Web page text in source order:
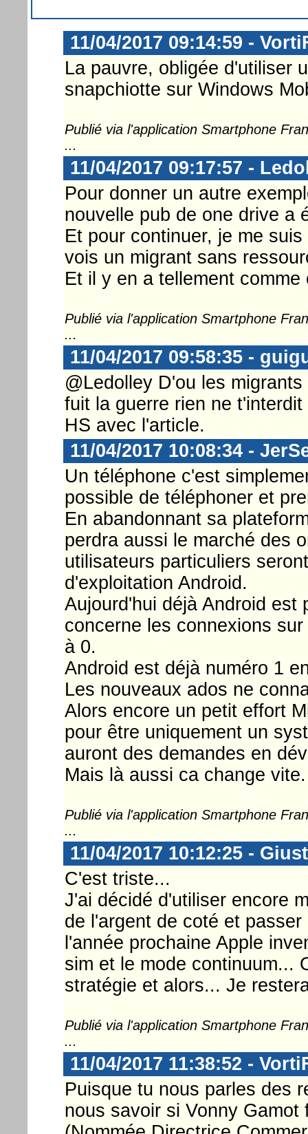
11/04/2017 09:14:59 -
La pauvre, obligée d'utiliser
snapchiotte sur Windows
Publié via l'application Smartphone
...
11/04/2017 09:17:57 -
Pour donner un autre
nouvelle pub de one drive a
Et pour continuer, je me
vois un migrant sans
Et il y en a tellement
Publié via l'application Smartphone
...
11/04/2017 09:58:35 -
@Ledolley D'ou les
fuit la guerre rien ne
HS avec l'article.
11/04/2017 10:08:34 -
Un téléphone c'est
possible de téléphoner et
En abandonnant sa
perdra aussi le marché des
utilisateurs particuliers
d'exploitation Android.
Aujourd'hui déjà Android est
concerne les connexions
à 0.
Android est déjà numéro 1
Les nouveaux ados ne
Alors encore un petit effort
pour être uniquement un
auront des demandes en
Mais là aussi ca change vite.
Publié via l'application Smartphone
...
11/04/2017 10:12:25 -
C'est triste...
J'ai décidé d'utiliser encore
de l'argent de coté et
l'année prochaine Apple
sim et le mode continuum...
stratégie et alors... Je
Publié via l'application Smartphone
...
11/04/2017 11:38:52 -
Puisque tu nous parles des
nous savoir si Vonny Gamot